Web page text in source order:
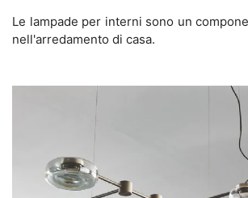
Le lampade per interni sono un
nell'arredamento di casa.